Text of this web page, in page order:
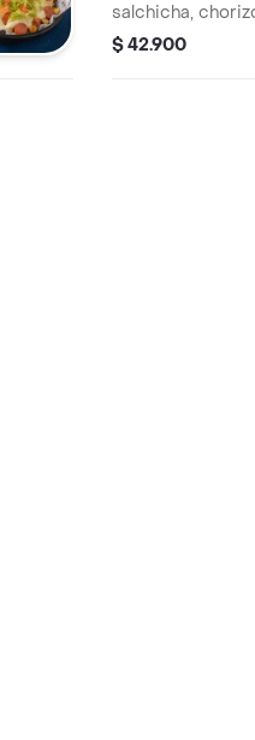
salchicha,
queso fundido y
$ 42.900